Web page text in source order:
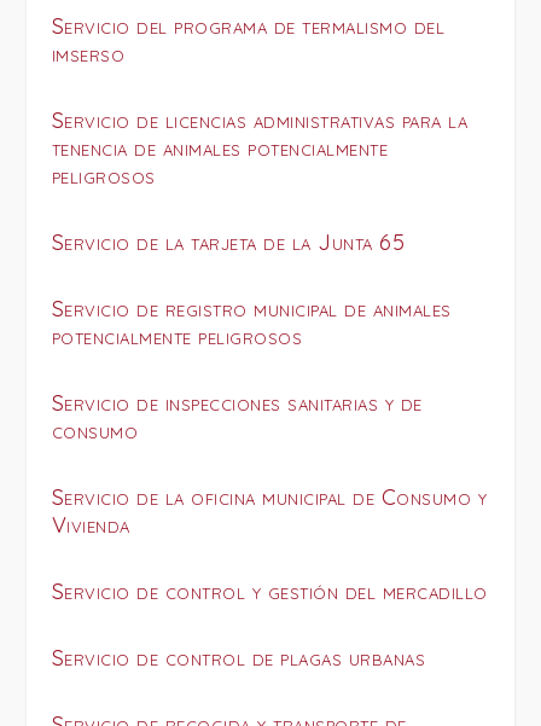
Servicio del programa de termalismo del
imserso
Servicio de licencias administrativas para la
tenencia de animales potencialmente
peligrosos
Servicio de la tarjeta de la Junta 65
Servicio de registro municipal de animales
potencialmente peligrosos
Servicio de inspecciones sanitarias y de
consumo
Servicio de la oficina municipal de Consumo y
Vivienda
Servicio de control y gestión del mercadillo
Servicio de control de plagas urbanas